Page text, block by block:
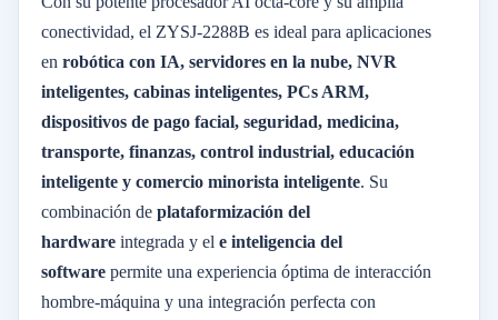
conectividad, el ZYSJ-2288B es ideal para aplicaciones
en robótica con IA, servidores en la nube, NVR
inteligentes, cabinas inteligentes, PCs ARM,
dispositivos de pago facial, seguridad, medicina,
transporte, finanzas, control industrial, educación
inteligente y comercio minorista inteligente. Su
combinación de plataformización del
hardware integrada y el e inteligencia del
software permite una experiencia óptima de interacción
hombre-máquina y una integración perfecta con